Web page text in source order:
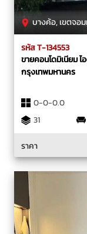
บางค้อ, เขตจอ
รหัส T-134553
ขายคอนโดมิเนียม
กรุงเทพมหานคร
0-0-0.0
31
ราคา